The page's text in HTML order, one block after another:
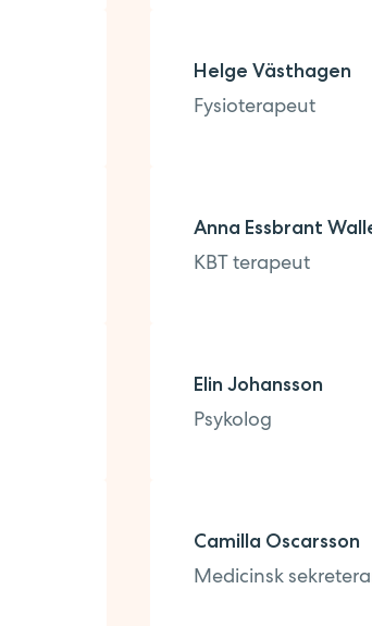
Helge Västhagen
Fysioterapeut
Anna Essbrant
KBT terapeut
Elin Johansson
Psykolog
Camilla Oscarsson
Medicinsk